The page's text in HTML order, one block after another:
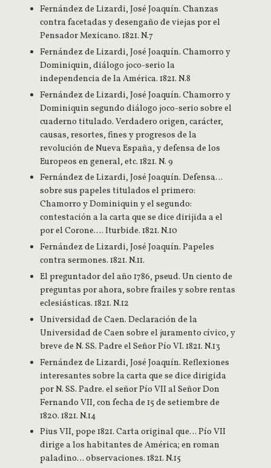
Fernández de Lizardi, José Joaquín. Chanzas
contra facetadas y desengaño de viejas por el
Pensador Mexicano. 1821. N.7
Fernández de Lizardi, José Joaquín. Chamorro y
Dominiquin, diálogo joco-serio la
independencia de la América. 1821. N.8
Fernández de Lizardi, José Joaquín. Chamorro y
Dominiquin segundo diálogo joco-serio sobre el
cuaderno titulado. Verdadero origen, carácter,
causas, resortes, fines y progresos de la
revolución de Nueva España, y defensa de los
Europeos en general, etc. 1821. N. 9
Fernández de Lizardi, José Joaquín. Defensa…
sobre sus papeles titulados el primero:
Chamorro y Dominiquin y el segundo:
contestación a la carta que se dice dirijida a el
por el Corone.… Iturbide. 1821. N.10
Fernández de Lizardi, José Joaquín. Papeles
contra sermones. 1821. N.11.
El preguntador del año 1786, pseud. Un ciento de
preguntas por ahora, sobre frailes y sobre rentas
eclesiásticas. 1821. N.12
Universidad de Caen. Declaración de la
Universidad de Caen sobre el juramento cívico, y
breve de N. SS. Padre el Señor Pío VI. 1821. N.13
Fernández de Lizardi, José Joaquín. Reflexiones
interesantes sobre la carta que se dice dirigida
por N. SS. Padre. el señor Pío VII al Señor Don
Fernando VII, con fecha de 15 de setiembre de
1820. 1821. N.14
Pius VII, pope 1821. Carta original que… Pío VII
dirige a los habitantes de América; en roman
paladino… observaciones. 1821. N.15